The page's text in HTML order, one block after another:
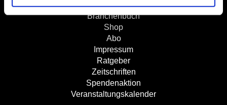
Kleinanzeigen
Branchenbuch
Shop
Abo
Impressum
Ratgeber
Zeitschriften
Spendenaktion
Veranstaltungskalender